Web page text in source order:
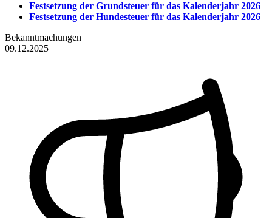
Festsetzung der Grundsteuer für das Kalenderjahr 2026
Festsetzung der Hundesteuer für das Kalenderjahr 2026
Bekanntmachungen
09.12.2025